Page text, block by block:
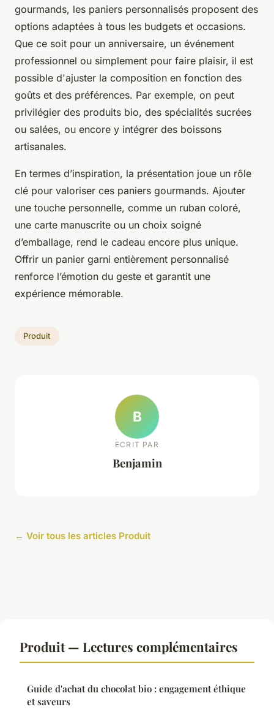
gourmands, les paniers personnalisés proposent des
options adaptées à tous les budgets et occasions.
Que ce soit pour un anniversaire, un événement
professionnel ou simplement pour faire plaisir, il est
possible d'ajuster la composition en fonction des
goûts et des préférences. Par exemple, on peut
privilégier des produits bio, des spécialités sucrées
ou salées, ou encore y intégrer des boissons
artisanales.
En termes d’inspiration, la présentation joue un rôle
clé pour valoriser ces paniers gourmands. Ajouter
une touche personnelle, comme un ruban coloré,
une carte manuscrite ou un choix soigné
d’emballage, rend le cadeau encore plus unique.
Offrir un panier garni entièrement personnalisé
renforce l’émotion du geste et garantit une
expérience mémorable.
Produit
B
ECRIT PAR
Benjamin
← Voir tous les articles Produit
Produit — Lectures complémentaires
Guide d'achat du chocolat bio : engagement éthique
et saveurs